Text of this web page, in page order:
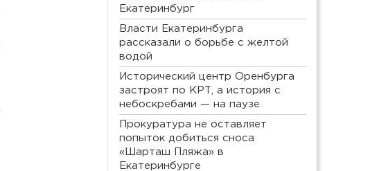
Екатеринбург
Власти Екатеринбурга
рассказали о борьбе с желтой
водой
Исторический центр Оренбурга
застроят по КРТ, а история с
небоскребами — на паузе
Прокуратура не оставляет
попыток добиться сноса
«Шарташ Пляжа» в
Екатеринбурге